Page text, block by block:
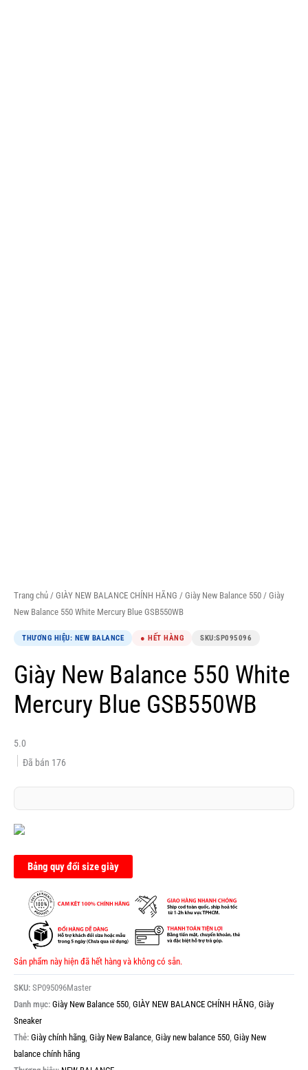
Trang chủ / GIÀY NEW BALANCE CHÍNH HÃNG / Giày New Balance 550 / Giày
New Balance 550 White Mercury Blue GSB550WB
THƯƠNG HIỆU: NEW BALANCE ● HẾT HÀNG SKU:SP095096
Giày New Balance 550 White
Mercury Blue GSB550WB
5.0
Đã bán 176
Bảng quy đổi size giày
Sản phẩm này hiện đã hết hàng và không có sẵn.
SKU: SP095096Master
Danh mục: Giày New Balance 550 GIÀY NEW BALANCE CHÍNH HÃNG Giày
Sneaker
Thẻ: Giày chính hãng Giày New Balance Giày new balance 550 Giày New
balance chính hãng